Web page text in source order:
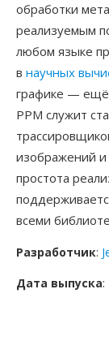
обработки
реализуемым
любом языке
в научных
графике — ещё
PPM служит
изображений и
простота
всеми
Разработчик:
Дата выпуска: